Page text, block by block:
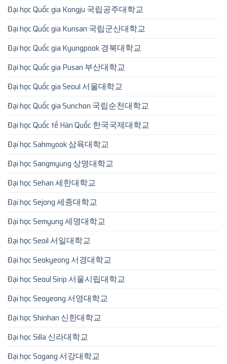
Đại học Quốc gia Kongju 국립공주대학교
Đại học Quốc gia Kunsan 국립군산대학교
Đại học Quốc gia Kyungpook 경북대학교
Đại học Quốc gia Pusan 부산대학교
Đại học Quốc gia Seoul 서울대학교
Đại học Quốc gia Sunchon 국립순천대학교
Đại học Quốc tế Hàn Quốc 한국국제대학교
Đại học Sahmyook 삼육대학교
Đại học Sangmyung 상명대학교
Đại học Sehan 세한대학교
Đại học Sejong 세종대학교
Đại học Semyung 세명대학교
Đại học Seoil 서일대학교
Đại học Seokyeong 서경대학교
Đại học Seoul Sirip 서울시립대학교
Đại học Seoyeong 서영대학교
Đại học Shinhan 신한대학교
Đại học Silla 신라대학교
Đại học Sogang 서강대학교